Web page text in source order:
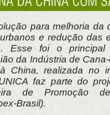
para melhoria da
e redução das
Esse foi o principal
da Indústria de
China, realizada no
faz parte do
de Promoção
Brasil).